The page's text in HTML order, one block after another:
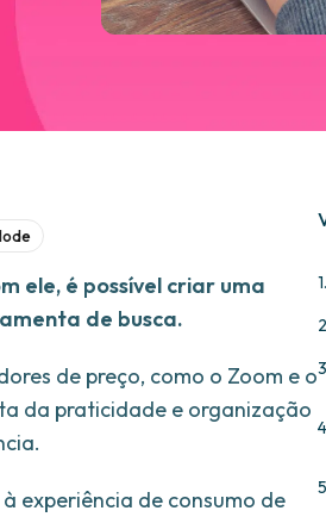
ele, é possível criar uma
de busca.
de preço, como o Zoom e o
da praticidade e organização
experiência de consumo de